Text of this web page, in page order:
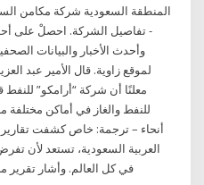
المنطقة السعودية شركة مكامن
- تفاصيل الشركة. احصلْ على
وأحدث الأخبار والبيانات
لموقع زاوية. قال الأمير عبد
للنفط والغاز في أماكن مختلفة
أنحاء – ترجمة: خاص كشفت تقارير
العربية ‏السعودية، تستعد لأن
في ‏كل العالم.‏ وأشار تقرير